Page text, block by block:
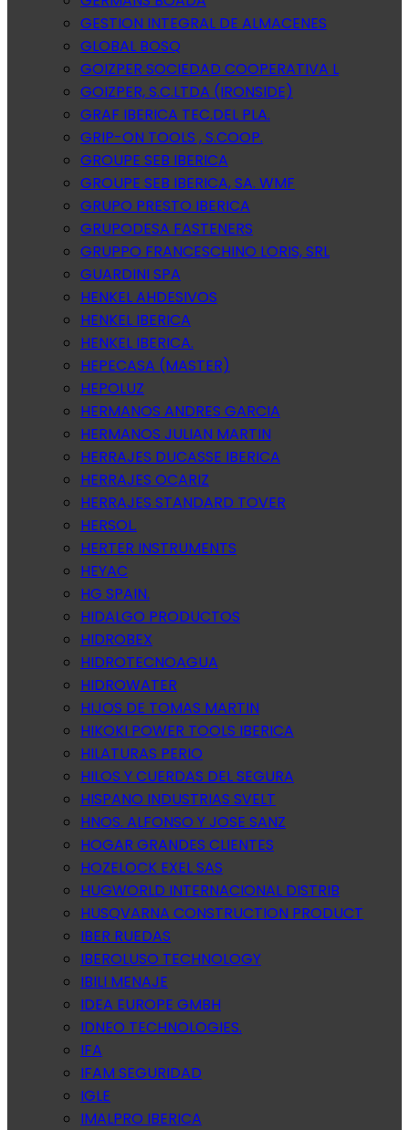
GESTION INTEGRAL DE ALMACENES
GLOBAL BOSQ
GOIZPER SOCIEDAD COOPERATIVA L
GOIZPER, S.C.LTDA (IRONSIDE)
GRAF IBERICA TEC.DEL PLA.
GRIP-ON TOOLS , S.COOP.
GROUPE SEB IBERICA
GROUPE SEB IBERICA, SA. WMF
GRUPO PRESTO IBERICA
GRUPODESA FASTENERS
GRUPPO FRANCESCHINO LORIS, SRL
GUARDINI SPA
HENKEL AHDESIVOS
HENKEL IBERICA
HENKEL IBERICA.
HEPECASA (MASTER)
HEPOLUZ
HERMANOS ANDRES GARCIA
HERMANOS JULIAN MARTIN
HERRAJES DUCASSE IBERICA
HERRAJES OCARIZ
HERRAJES STANDARD TOVER
HERSOL.
HERTER INSTRUMENTS
HEYAC
HG SPAIN.
HIDALGO PRODUCTOS
HIDROBEX
HIDROTECNOAGUA
HIDROWATER
HIJOS DE TOMAS MARTIN
HIKOKI POWER TOOLS IBERICA
HILATURAS PERIO
HILOS Y CUERDAS DEL SEGURA
HISPANO INDUSTRIAS SVELT
HNOS. ALFONSO Y JOSE SANZ
HOGAR GRANDES CLIENTES
HOZELOCK EXEL SAS
HUGWORLD INTERNACIONAL DISTRIB
HUSQVARNA CONSTRUCTION PRODUCT
IBER RUEDAS
IBEROLUSO TECHNOLOGY
IBILI MENAJE
IDEA EUROPE GMBH
IDNEO TECHNOLOGIES.
IFA
IFAM SEGURIDAD
IGLE
IMALPRO IBERICA